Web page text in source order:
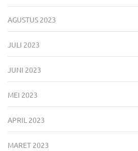
AGUSTUS 2023
JULI 2023
JUNI 2023
MEI 2023
APRIL 2023
MARET 2023